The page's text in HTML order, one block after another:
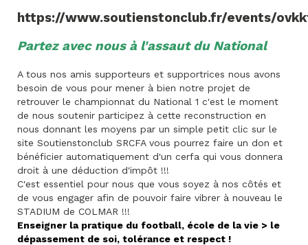
https://www.soutienstonclub.fr/events/
Partez avec nous à l'assaut du National
A tous nos amis supporteurs et supportrices nous avons
besoin de vous pour mener à bien notre projet de
retrouver le championnat du National 1 c'est le moment
de nous soutenir participez à cette reconstruction en
nous donnant les moyens par un simple petit clic sur le
site Soutienstonclub SRCFA vous pourrez faire un don et
bénéficier automatiquement d'un cerfa qui vous donnera
droit à une déduction d'impôt !!!
C'est essentiel pour nous que vous soyez à nos côtés et
de vous engager afin de pouvoir faire vibrer à nouveau le
STADIUM de COLMAR !!!
Enseigner la pratique du football, école de la vie > le
dépassement de soi, tolérance et respect !